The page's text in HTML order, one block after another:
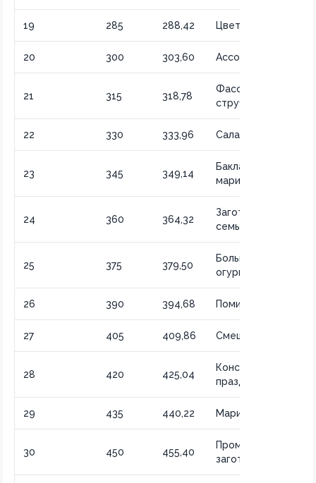
19 285 288,42 Цветная капуста
20 300 303,60 Ассорти на 5 л
21 315 318,78
Фасоль
стручковая
22 330 333,96 Салат из капусты
23 345 349,14
Баклажаны
маринованные
24 360 364,32
Заготовки на
семью
25 375 379,50
Большая партия
огурцов
26 390 394,68 Помидоры черри
27 405 409,86 Смешанные овощи
28 420 425,04
Консервация на
праздник
29 435 440,22 Маринад для мяса
30 450 455,40
Промышленная
заготовка